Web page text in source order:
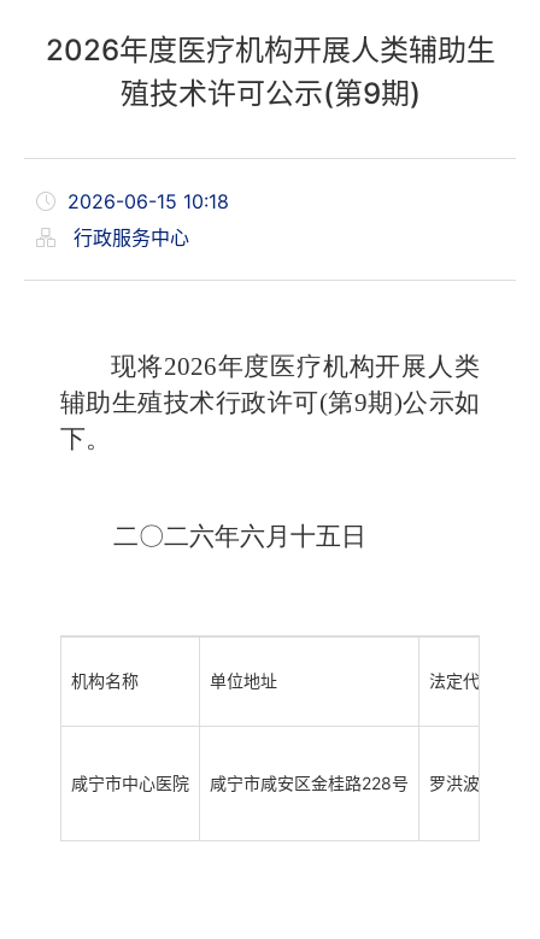
2026年度医疗机构开展人类辅助生
殖技术许可公示(第9期)
2026-06-15 10:18
行政服务中心
现将2026年度医疗机构开展人类
辅助生殖技术行政许可(第9期)公示如
下。
二〇二六年六月十五日
机构名称 单位地址 法定代表人（
咸宁市中心医院 咸宁市咸安区金桂路228号 罗洪波